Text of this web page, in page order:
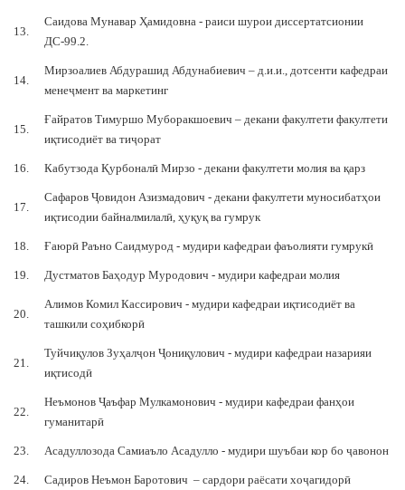
13.
Саидова Мунавар Ҳамидовна - раиси шурои диссертатсионии
ДС-99.2.
14.
Мирзоалиев Абдурашид Абдунабиевич – д.и.и., дотсенти кафедраи
менеҷмент ва маркетинг
15.
Ғайратов Тимуршо Муборакшоевич – декани факултети факултети
иқтисодиёт ва тиҷорат
16. Кабутзода Қурбоналӣ Мирзо - декани факултети молия ва қарз
17.
Сафаров Ҷовидон Азизмадович - декани факултети муносибатҳои
иқтисодии байналмилалӣ, ҳуқуқ ва гумрук
18. Ғаюрӣ Раъно Саидмурод - мудири кафедраи фаъолияти гумрукӣ
19. Дустматов Баҳодур Муродович - мудири кафедраи молия
20.
Алимов Комил Кассирович - мудири кафедраи иқтисодиёт ва
ташкили соҳибкорӣ
21.
Туйчиқулов Зуҳалҷон Ҷониқулович - мудири кафедраи назарияи
иқтисодӣ
22.
Неъмонов Ҷаъфар Мулкамонович - мудири кафедраи фанҳои
гуманитарӣ
23. Асадуллозода Самиаъло Асадулло - мудири шуъбаи кор бо ҷавонон
24. Садиров Неъмон Баротович – сардори раёсати хоҷагидорӣ